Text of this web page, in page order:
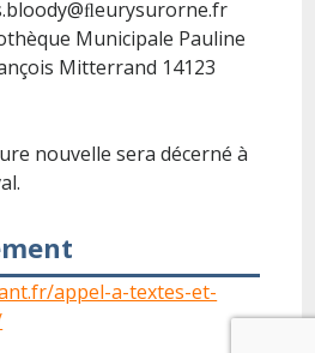
Municipale Pauline
Mitterrand 14123
nouvelle sera décerné à
appel-a-textes-et-